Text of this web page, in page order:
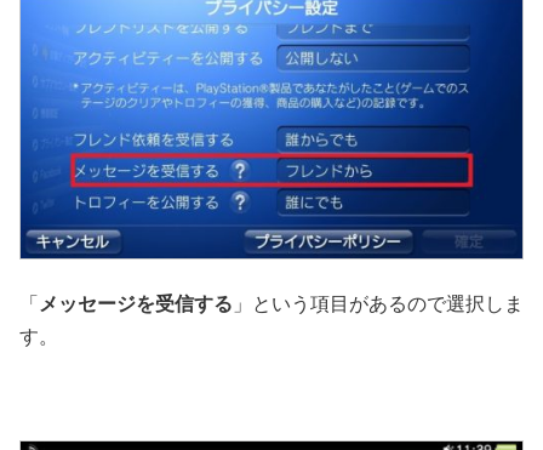
「 メッセージを受信する 」という項目があるので選択しま
す。